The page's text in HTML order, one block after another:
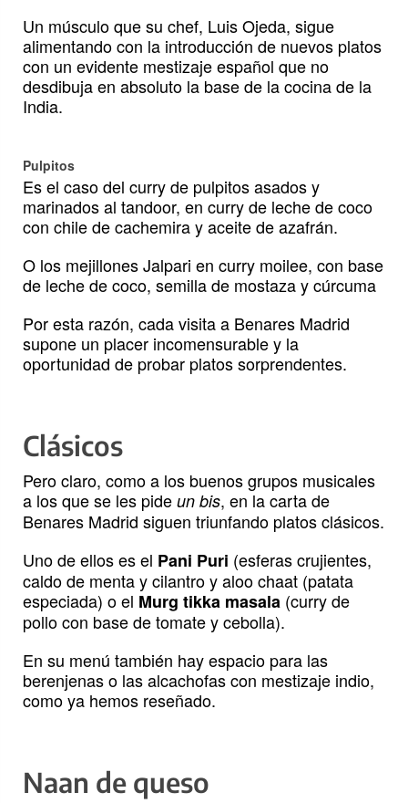
Un músculo que su chef, Luis Ojeda, sigue
alimentando con la introducción de nuevos platos
con un evidente mestizaje español que no
desdibuja en absoluto la base de la cocina de la
India.
Pulpitos
Es el caso del curry de pulpitos asados y
marinados al tandoor, en curry de leche de coco
con chile de cachemira y aceite de azafrán.
O los mejillones Jalpari en curry moilee, con base
de leche de coco, semilla de mostaza y cúrcuma
Por esta razón, cada visita a Benares Madrid
supone un placer incomensurable y la
oportunidad de probar platos sorprendentes.
Clásicos
Pero claro, como a los buenos grupos musicales
a los que se les pide un bis, en la carta de
Benares Madrid siguen triunfando platos clásicos.
Uno de ellos es el Pani Puri (esferas crujientes,
caldo de menta y cilantro y aloo chaat (patata
especiada) o el Murg tikka masala (curry de
pollo con base de tomate y cebolla).
En su menú también hay espacio para las
berenjenas o las alcachofas con mestizaje indio,
como ya hemos reseñado.
Naan de queso